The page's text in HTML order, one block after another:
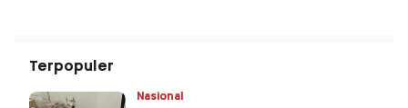
Terpopuler
Nasional